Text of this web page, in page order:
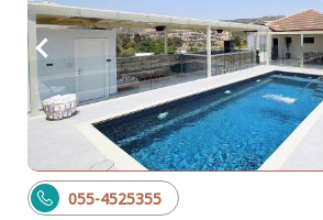
055-4525355